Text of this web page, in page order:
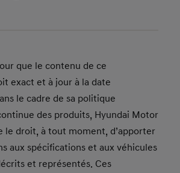
que le contenu de ce
exact et à jour à la date
le cadre de sa politique
des produits, Hyundai Motor
le droit, à tout moment, d’apporter
aux spécifications et aux véhicules
et représentés. Ces